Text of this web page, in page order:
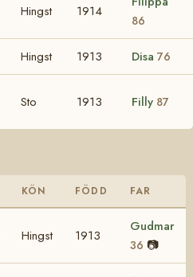
Hingst 1914
86
Hingst 1913 Disa 76
Sto 1913 Filly 87
KÖN FÖDD FAR
Hingst 1913
Gudmar
36 📷